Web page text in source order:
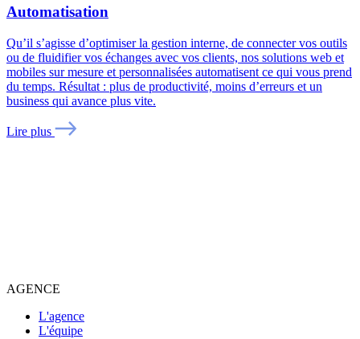
Automatisation
Qu’il s’agisse d’optimiser la gestion interne, de connecter vos outils
ou de fluidifier vos échanges avec vos clients, nos solutions web et
mobiles sur mesure et personnalisées automatisent ce qui vous prend
du temps. Résultat : plus de productivité, moins d’erreurs et un
business qui avance plus vite.
Lire plus
AGENCE
L'agence
L'équipe